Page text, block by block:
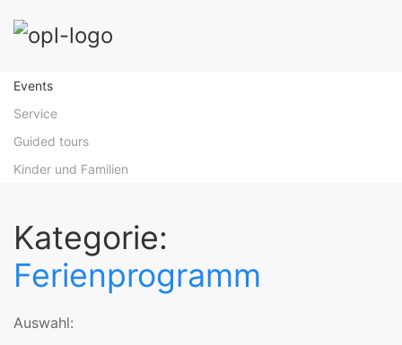
Events
Service
Guided tours
Kinder und Familien
Kategorie:
Ferienprogramm
Auswahl: